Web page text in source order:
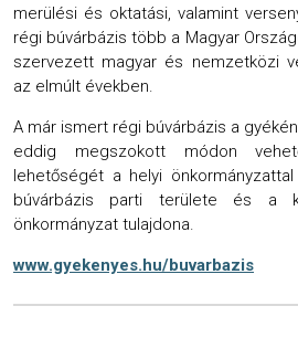
merülési és oktatási, valamint
régi búvárbázis több a Magyar
szervezett magyar és nemzetközi
az elmúlt években.
A már ismert régi búvárbázis a
eddig megszokott módon
lehetőségét a helyi
búvárbázis parti területe és a
önkormányzat tulajdona.
www.gyekenyes.hu/buvarbazis